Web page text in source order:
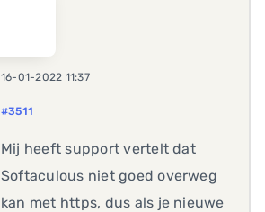
16-01-2022 11:37
#3511
Mij heeft support vertelt dat
Softaculous niet goed overweg
kan met https, dus als je nieuwe